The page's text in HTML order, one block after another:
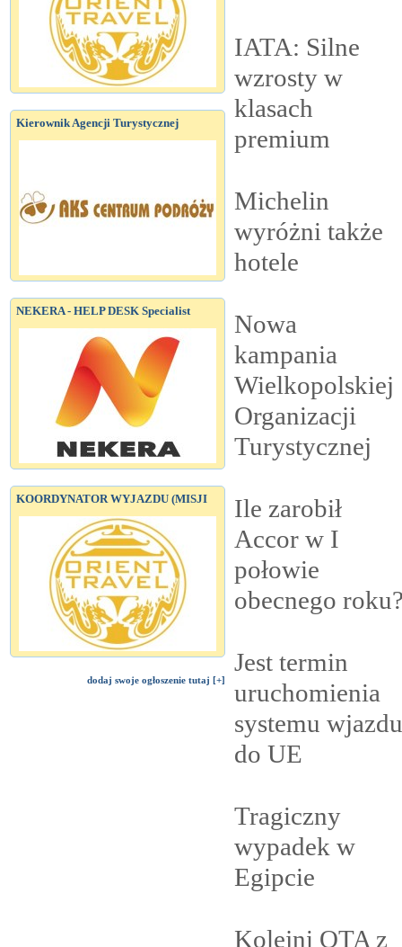
Kierownik Agencji Turystycznej
NEKERA - HELP DESK Specialist
KOORDYNATOR WYJAZDU (MISJI
dodaj swoje ogłoszenie tutaj [+]
IATA: Silne
wzrosty w
klasach
premium
Michelin
wyróżni także
hotele
Nowa
kampania
Wielkopolskiej
Organizacji
Turystycznej
Ile zarobił
Accor w I
połowie
obecnego
Jest termin
uruchomienia
systemu wjazdu
do UE
Tragiczny
wypadek w
Egipcie
Kolejni OTA z